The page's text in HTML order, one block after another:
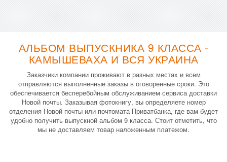
АЛЬБОМ ВЫПУСКНИКА 9 КЛАССА -
КАМЫШЕВАХА И ВСЯ УКРАИНА
Заказчики компании проживают в разных местах и всем
отправляются выполненные заказы в оговоренные сроки. Это
обеспечивается бесперебойным обслуживанием сервиса доставки
Новой почты. Заказывая фотокнигу, вы определяете номер
отделения Новой почты или почтомата Приватбанка, где вам будет
удобно получить выпускной альбом 9 класса. Стоит отметить, что
мы не доставляем товар наложенным платежом.